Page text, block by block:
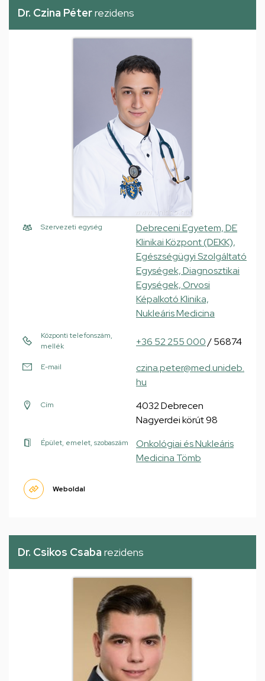
Dr. Czina Péterrezidens
Szervezeti egység
Debreceni Egyetem, DE
Klinikai Központ (DEKK),
Egészségügyi Szolgáltató
Egységek, Diagnosztikai
Egységek, Orvosi
Képalkotó Klinika,
Nukleáris Medicina
Központi telefonszám,
mellék
+36 52 255 000/ 56874
E-mail
czina.peter@med.unideb.
hu
Cím
4032 Debrecen
Nagyerdei körút 98
Épület, emelet, szobaszám
Onkológiai és Nukleáris
Medicina Tömb
Weboldal
Dr. Csikos Csaba rezidens